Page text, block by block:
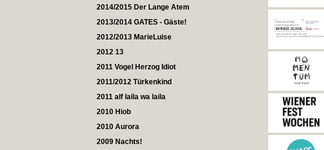
2014/2015 Der Lange Atem
2013/2014 GATES - Gäste!
2012/2013 MarieLuise
2012 13
2011 Vogel Herzog Idiot
2011/2012 Türkenkind
2011 alf laila wa laila
2010 Hiob
2010 Aurora
2009 Nachts!